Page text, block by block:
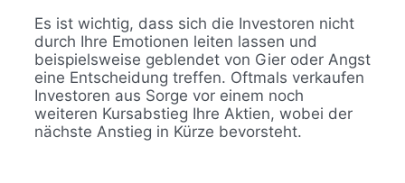
Es ist wichtig, dass sich die Investoren nicht
durch Ihre Emotionen leiten lassen und
beispielsweise geblendet von Gier oder Angst
eine Entscheidung treffen. Oftmals verkaufen
Investoren aus Sorge vor einem noch
weiteren Kursabstieg Ihre Aktien, wobei der
nächste Anstieg in Kürze bevorsteht.